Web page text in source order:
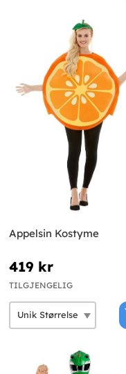
Appelsin Kostyme
419 kr
TILGJENGELIG